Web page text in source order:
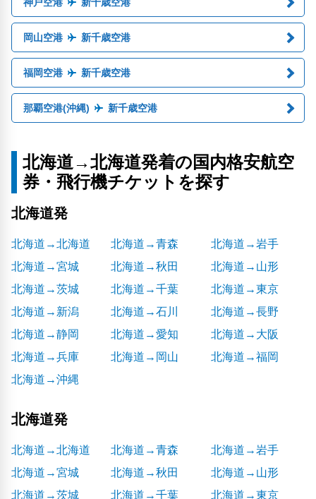
岡山空港 新千歳空港
福岡空港 新千歳空港
那覇空港(沖縄) 新千歳空港
北海道→北海道発着の国内格安航空
券・飛行機チケットを探す
北海道発
北海道→北海道 北海道→青森
北海道→岩手
北海道→宮城
北海道→秋田
北海道→山形
北海道→茨城
北海道→千葉
北海道→東京
北海道→新潟
北海道→石川
北海道→長野
北海道→静岡
北海道→愛知
北海道→大阪
北海道→兵庫
北海道→岡山
北海道→福岡
北海道→沖縄
北海道発
北海道→北海道 北海道→青森
北海道→岩手
北海道→宮城
北海道→秋田
北海道→山形
北海道→茨城
北海道→千葉
北海道→東京